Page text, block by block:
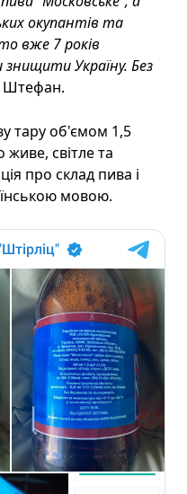
окупантів та
вже 7 років
Україну. Без
Штефан.
тару об'ємом 1,5
живе, світле та
про склад пива і
мовою.